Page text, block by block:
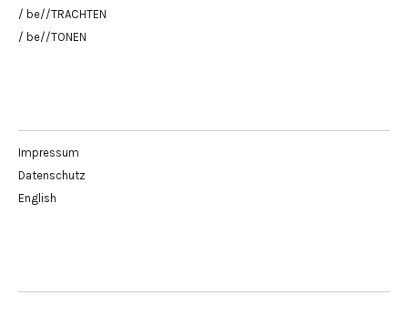
/ be//TRACHTEN
/ be//TONEN
Impressum
Datenschutz
English